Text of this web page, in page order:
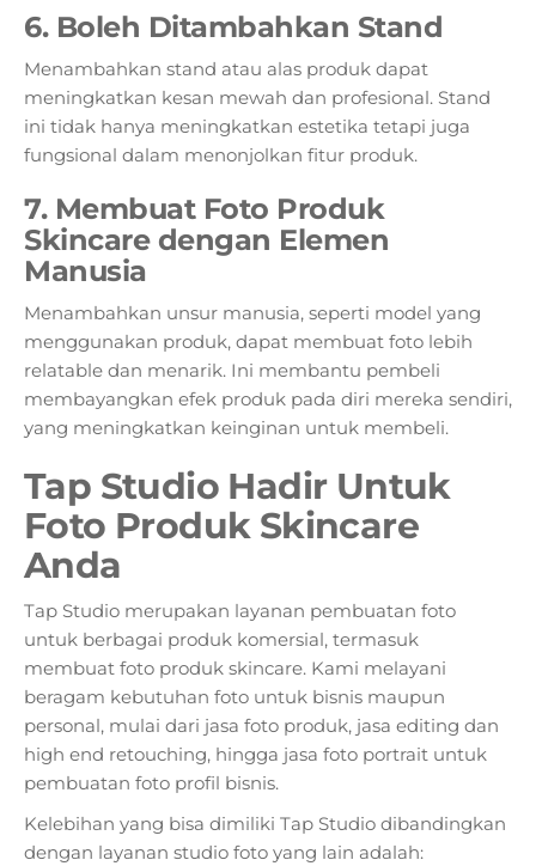
6. Boleh Ditambahkan Stand
Menambahkan stand atau alas produk dapat
meningkatkan kesan mewah dan profesional. Stand
ini tidak hanya meningkatkan estetika tetapi juga
fungsional dalam menonjolkan fitur produk.
7. Membuat Foto Produk
Skincare dengan Elemen
Manusia
Menambahkan unsur manusia, seperti model yang
menggunakan produk, dapat membuat foto lebih
relatable dan menarik. Ini membantu pembeli
membayangkan efek produk pada diri mereka sendiri,
yang meningkatkan keinginan untuk membeli.
Tap Studio Hadir Untuk
Foto Produk Skincare
Anda
Tap Studio merupakan layanan pembuatan foto
untuk berbagai produk komersial, termasuk
membuat foto produk skincare. Kami melayani
beragam kebutuhan foto untuk bisnis maupun
personal, mulai dari jasa foto produk, jasa editing dan
high end retouching, hingga jasa foto portrait untuk
pembuatan foto profil bisnis.
Kelebihan yang bisa dimiliki Tap Studio dibandingkan
dengan layanan studio foto yang lain adalah: